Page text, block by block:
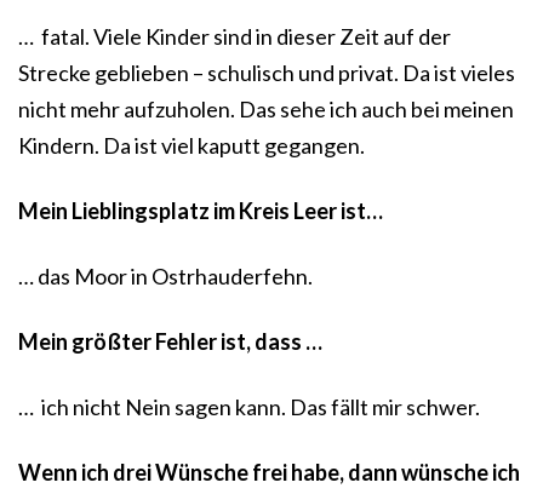
… fatal. Viele Kinder sind in dieser Zeit auf der
Strecke geblieben – schulisch und privat. Da ist vieles
nicht mehr aufzuholen. Das sehe ich auch bei meinen
Kindern. Da ist viel kaputt gegangen.
Mein Lieblingsplatz im Kreis Leer ist…
… das Moor in Ostrhauderfehn.
Mein größter Fehler ist, dass …
… ich nicht Nein sagen kann. Das fällt mir schwer.
Wenn ich drei Wünsche frei habe, dann wünsche ich